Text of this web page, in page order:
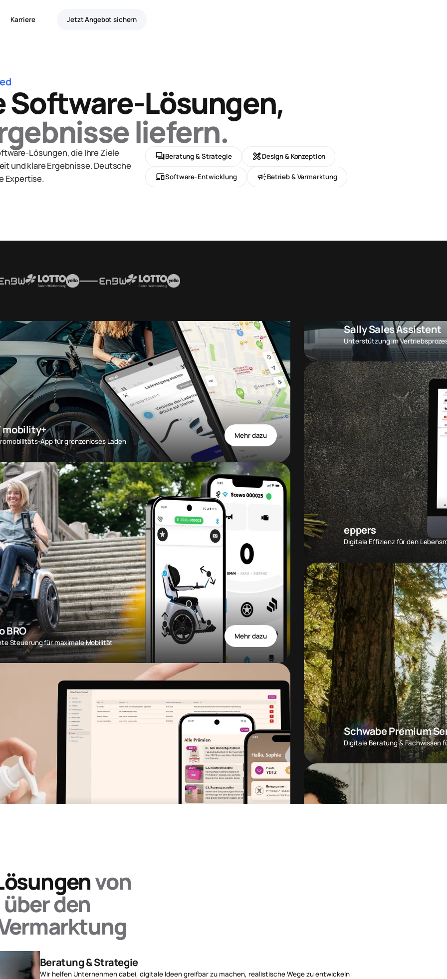
Karriere Jetzt Angebot sichern
Software-Lösungen,
liefern.
Lösungen, die Ihre Ziele
und klare Ergebnisse. Deutsche
Expertise.
forumBeratung & Strategie design_servicesDesign & Konzeption
devicesSoftware-Entwicklung campaignBetrieb & Vermarktung
mobility+
App für grenzenloses Laden
Mehr dazu
BRO
Steuerung für maximale Mobilität
Mehr dazu
Sally Sales Assistent
Unterstützung im
eppers
Digitale Effizienz für den
Schwabe Premium
Digitale Beratung & Fachwissen
von
den
Beratung & Strategie
Wir helfen Unternehmen dabei, digitale Ideen greifbar zu machen, realistische Wege zu entwickeln